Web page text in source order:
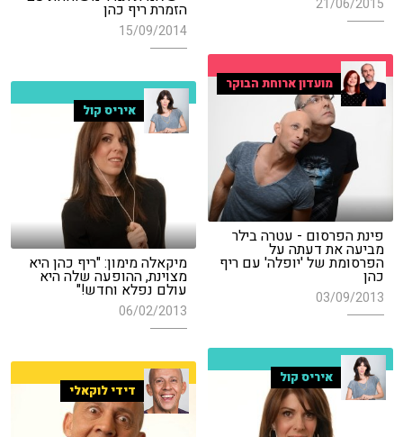
21/06/2015 הזמרת ריף כהן
15/09/2014
מועדון ארוחת הבוקר
פינת הפרסום - עטרה בילר
מביעה את דעתה על
הפרסומת של 'יופלה' עם ריף
כהן
03/09/2013
איריס קול
מיקאלה מימון: "ריף כהן היא
מצוינת, ההופעה שלה היא
עולם נפלא וחדש!"
06/02/2013
איריס קול
דידי לוקאלי